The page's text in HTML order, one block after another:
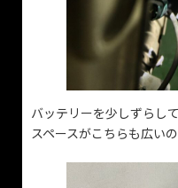
バッテリーを少しずらし
スペースがこちらも広い